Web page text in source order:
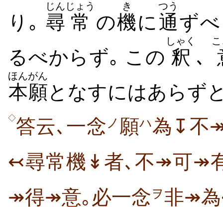
り｡ 尋
じん
常
じょう
の機
き
に通
つう
ず
るべからず｡ この 釈
しゃく
､
本願
ほんがん
となすにはあらず
◇答云､一念 ノ 願ハ為↧不
↢尋常機↡者､不↠可↠
↠得↠意｡必一念ヲ非↠